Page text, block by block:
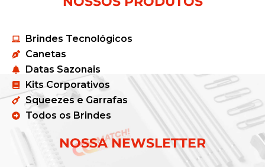
Brindes Tecnológicos
Canetas
Datas Sazonais
Kits Corporativos
Squeezes e Garrafas
Todos os Brindes
NOSSA NEWSLETTER